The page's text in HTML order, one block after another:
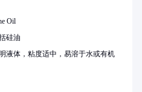
Oil
硅油
液体，粘度适中，易溶于水或有机